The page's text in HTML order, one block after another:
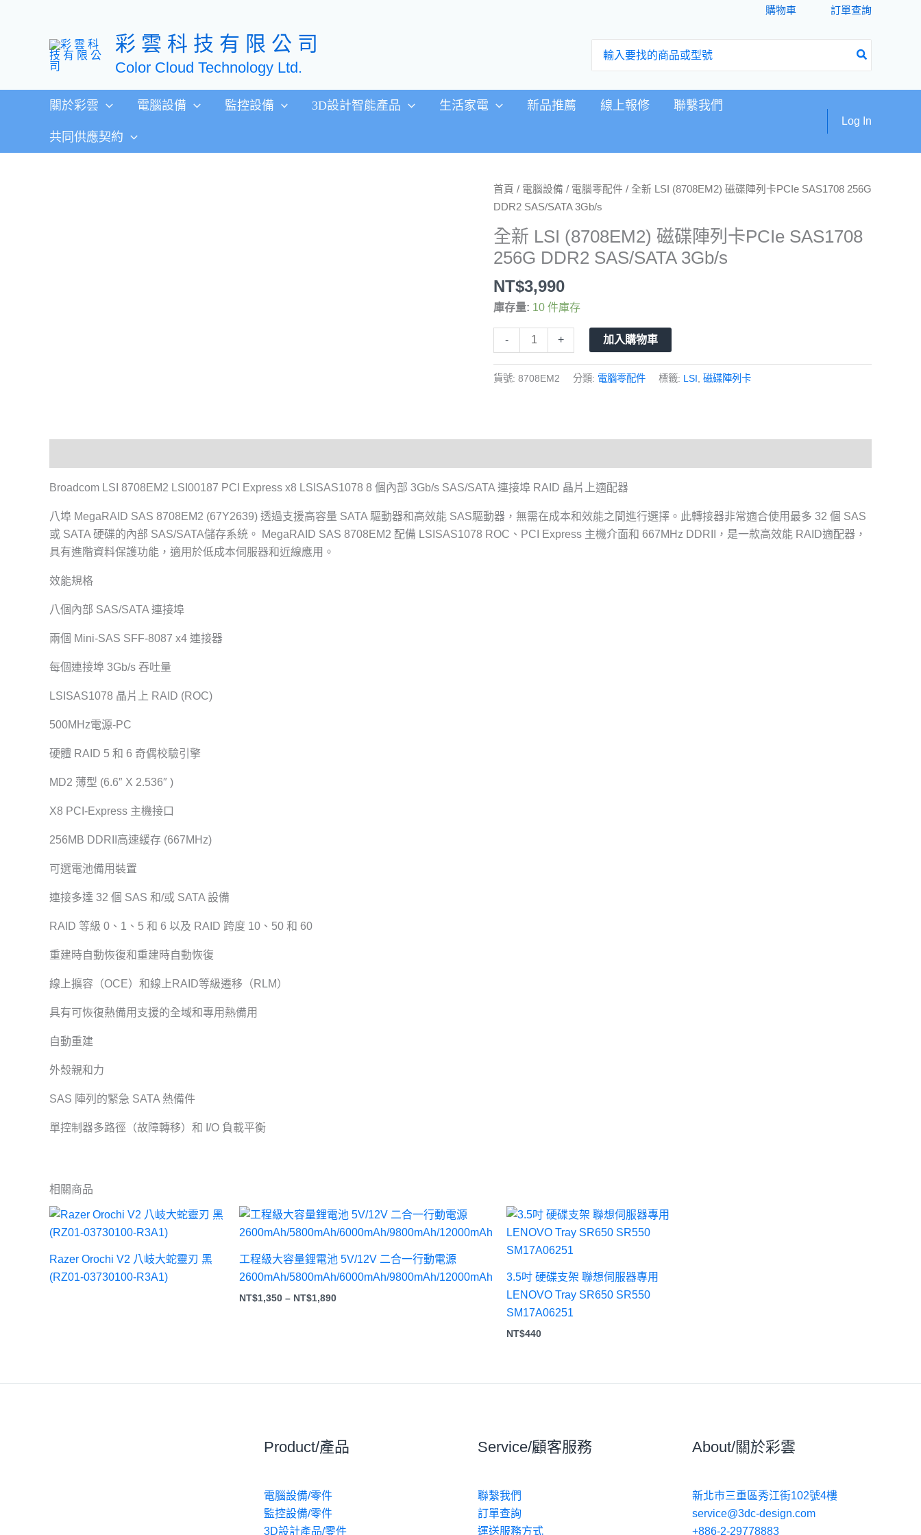
購物車 訂單查詢
彩 雲 科 技 有 限 公 司
Color Cloud Technology Ltd.
關於彩雲 電腦設備 監控設備 3D設計智能產品 生活家電 新品推薦 線上報修 聯繫我們
共同供應契約
Log In
首頁 / 電腦設備 / 電腦零配件 / 全新 LSI (8708EM2) 磁碟陣列卡PCIe SAS1708 256G
DDR2 SAS/SATA 3Gb/s
全新 LSI (8708EM2) 磁碟陣列卡PCIe SAS1708
256G DDR2 SAS/SATA 3Gb/s
NT$3,990
庫存量: 10 件庫存
-
全
新
(8708EM2)
磁
陣
列
卡
SAS1708
256G
3Gb/s
+ 加入購物車
貨號: 8708EM2 分類: 電腦零配件 標籤: LSI, 磁碟陣列卡
Broadcom LSI 8708EM2 LSI00187 PCI Express x8 LSISAS1078 8 個內部 3Gb/s SAS/SATA 連接埠 RAID 晶片上適配器
八埠 MegaRAID SAS 8708EM2 (67Y2639) 透過支援高容量 SATA 驅動器和高效能 SAS驅動器，無需在成本和效能之間進行選擇。此轉接器非常適合使用最多 32 個 SAS
或 SATA 硬碟的內部 SAS/SATA儲存系統。 MegaRAID SAS 8708EM2 配備 LSISAS1078 ROC、PCI Express 主機介面和 667MHz DDRII，是一款高效能 RAID適配器，
具有進階資料保護功能，適用於低成本伺服器和近線應用。
效能規格
八個內部 SAS/SATA 連接埠
兩個 Mini-SAS SFF-8087 x4 連接器
每個連接​​埠 3Gb/s 吞吐量
LSISAS1078 晶片上 RAID (ROC)
500MHz電源-PC
硬體 RAID 5 和 6 奇偶校驗引擎
MD2 薄型 (6.6″ X 2.536″ )
X8 PCI-Express 主機接口
256MB DDRII高速緩存 (667MHz)
可選電池備用裝置
連接多達 32 個 SAS 和/或 SATA 設備
RAID 等級 0、1、5 和 6 以及 RAID 跨度 10、50 和 60
重建時自動恢復和重建時自動恢復
線上擴容（OCE）和線上RAID等級遷移（RLM）
具有可恢復熱備用支援的全域和專用熱備用
自動重建
外殼親和力
SAS 陣列的緊急 SATA 熱備件
單控制器多路徑（故障轉移）和 I/O 負載平衡
相關商品
Razer Orochi V2 八岐大蛇靈刃 黑
(RZ01-03730100-R3A1)
工程級大容量鋰電池 5V/12V 二合一行動電源
2600mAh/5800mAh/6000mAh/9800mAh/12000mAh
NT$1,350 – NT$1,890
價
範
NT$1,350
到
3.5吋 硬碟支架 聯想伺服器專用
LENOVO Tray SR650 SR550
SM17A06251
NT$440
Product/產品
電腦設備/零件
監控設備/零件
3D設計產品/零件
Service/顧客服務
聯繫我們
訂單查詢
運送服務方式
About/關於彩雲
新北市三重區秀江街102號4樓
service@3dc-design.com
+886-2-29778883